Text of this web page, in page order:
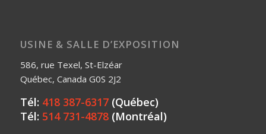
USINE & SALLE D’EXPOSITION
586, rue Texel, St-Elzéar
Québec, Canada G0S 2J2
Tél: 418 387-6317(Québec)
Tél: 514 731-4878(Montréal)